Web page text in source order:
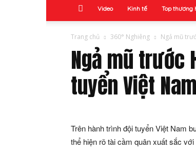
Video Kinh tế Top thương
Trang chủ 360° Nghiêng Ngả mũ
Ngả mũ trước
tuyển Việt Nam
Trên hành trình đội tuyển Việt Nam
thể hiện rõ tài cầm quân xuất sắc